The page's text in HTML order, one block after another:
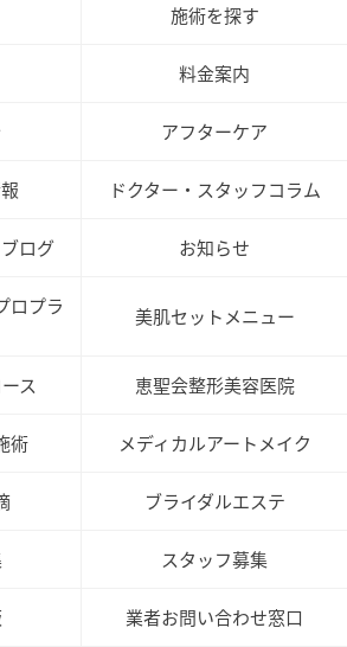
施術を探す
料金案内
アフターケア
ドクター・スタッフコラム
ログ お知らせ
ロプラ
美肌セットメニュー
ス 恵聖会整形美容医院
術 メディカルアートメイク
ブライダルエステ
スタッフ募集
業者お問い合わせ窓口